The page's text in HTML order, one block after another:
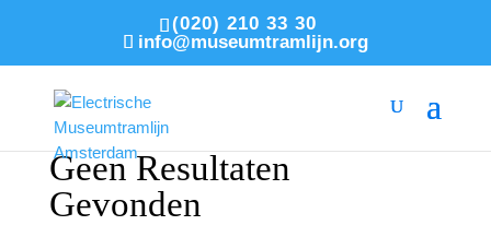
(020) 210 33 30
info@museumtramlijn.org
Geen Resultaten
Gevonden